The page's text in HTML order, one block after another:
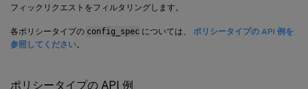
フィックリクエストをフィルタリングします。
各ポリシータイプの config_spec については、
ポリシータイプの API 例を
参照してください。
ポリシータイプの API 例